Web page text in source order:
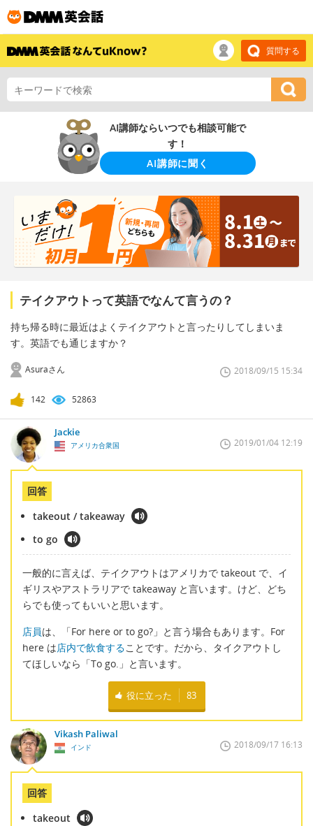
質問する
AI講師ならいつでも相談可能で
す！
AI講師に聞く
テイクアウトって英語でなんて言うの？
持ち帰る時に最近はよくテイクアウトと言ったりしてしまいま
す。英語でも通じますか？
Asuraさん 2018/09/15 15:34
142 52863
Jackie
アメリカ合衆国 2019/01/04 12:19
回答
takeout / takeaway
to go
一般的に言えば、テイクアウトはアメリカで takeout で、イ
ギリスやアストラリアで takeaway と言います。けど、どち
らでも使ってもいいと思います。
店員は、「For here or to go?」と言う場合もあります。For
here は店内で飲食することです。だから、タイクアウトし
てほしいなら「To go.」と言います。
役に立った 83
Vikash Paliwal
インド 2018/09/17 16:13
回答
takeout